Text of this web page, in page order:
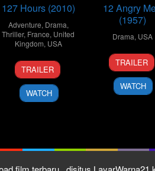
127 Hours (2010)
Adventure, Drama,
Thriller, France, United
Kingdom, USA
12
Nov
2010
Danny
Boyle
TRAILER
WATCH
12 Angry
(1957)
Drama, USA
10
Apr
1957
Don
Kranze
TRAILER
WATCH